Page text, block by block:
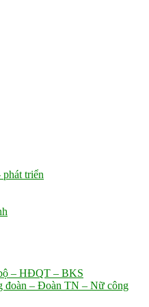
triển
– HĐQT – BKS
đoàn – Đoàn TN – Nữ công